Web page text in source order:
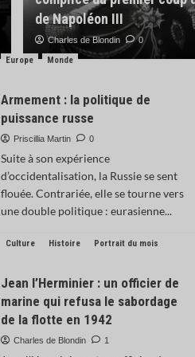
rédaction du
Samuel Prévost 0
de Napoléon III
Charles de Blondin 0
Europe Monde
Armement : la politique de
puissance russe
Priscillia Martin 0
Suite à son expérience
d’occidentalisation, la Russie se sent
flouée. Contrariée, elle se tourne vers
une double politique : eurasienne...
Culture Histoire Portrait du mois
Jean l’Herminier : un officier de
marine qui refusa le sabordage
de la flotte en 1942
Charles de Blondin 1